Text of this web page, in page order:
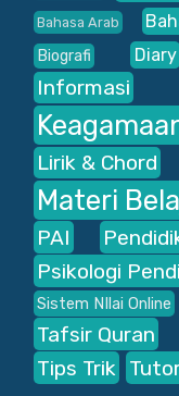
Bahasa Arab
Biografi Diary
Informasi
Lirik & Chord
Materi
PAI
Psikologi
Sistem NIlai Online
Tafsir Quran
Tips Trik